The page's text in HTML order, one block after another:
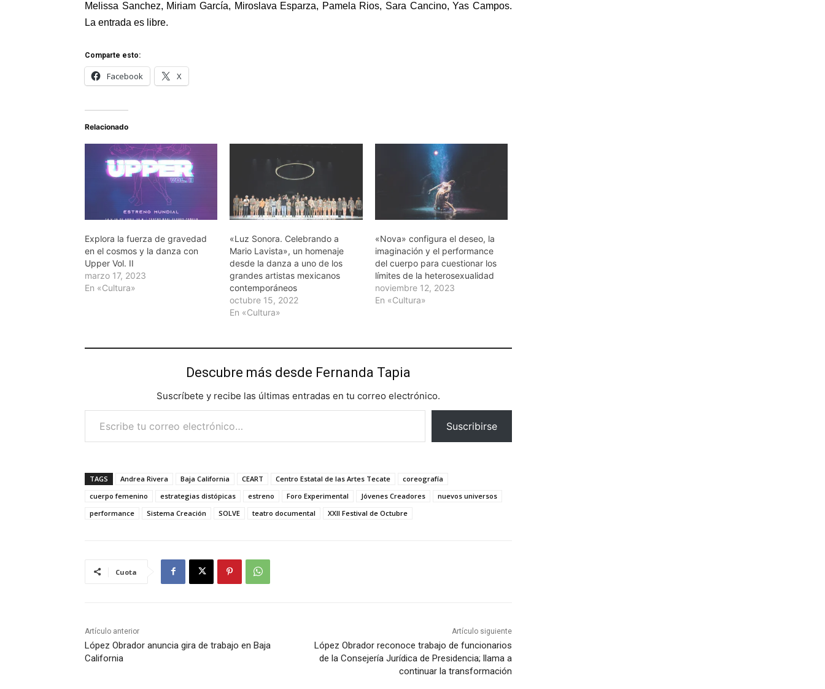
Melissa Sanchez, Miriam García, Miroslava Esparza, Pamela Rios, Sara Cancino, Yas Campos.
La entrada es libre.
Comparte esto:
Facebook X
Relacionado
Explora la fuerza de gravedad
en el cosmos y la danza con
Upper Vol. II
marzo 17, 2023
En «Cultura»
«Luz Sonora. Celebrando a
Mario Lavista», un homenaje
desde la danza a uno de los
grandes artistas mexicanos
contemporáneos
octubre 15, 2022
En «Cultura»
«Nova» configura el deseo, la
imaginación y el performance
del cuerpo para cuestionar los
límites de la heterosexualidad
noviembre 12, 2023
En «Cultura»
Descubre más desde Fernanda Tapia
Suscríbete y recibe las últimas entradas en tu correo electrónico.
Escribe tu correo electrónico…
Suscribirse
TAGS Andrea Rivera Baja California CEART Centro Estatal de las Artes Tecate
coreografía
cuerpo femenino
estrategias distópicas estreno Foro Experimental Jóvenes Creadores
nuevos universos
performance
Sistema Creación SOLVE teatro documental XXII Festival de Octubre
Cuota
Artículo anterior
López Obrador anuncia gira de trabajo en Baja
California
Artículo siguiente
López Obrador reconoce trabajo de funcionarios
de la Consejería Jurídica de Presidencia; llama a
continuar la transformación